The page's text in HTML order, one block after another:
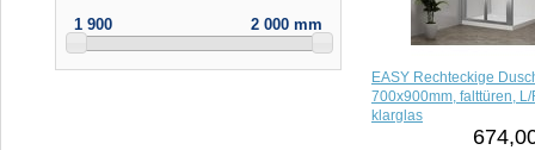
1 900 2 000 mm
EASY Rechteckige
700x900mm, falttüren,
klarglas